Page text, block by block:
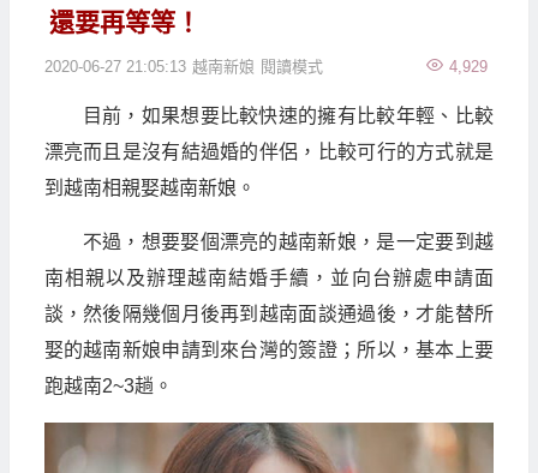
還要再等等！
2020-06-27 21:05:13 越南新娘 4,929
閱讀模式
目前，如果想要比較快速的擁有比較年輕、比較
漂亮而且是沒有結過婚的伴侶，比較可行的方式就是
到越南相親娶越南新娘。
不過，想要娶個漂亮的越南新娘，是一定要到越
南相親以及辦理越南結婚手續，並向台辦處申請面
談，然後隔幾個月後再到越南面談通過後，才能替所
娶的越南新娘申請到來台灣的簽證；所以，基本上要
跑越南2~3趟。